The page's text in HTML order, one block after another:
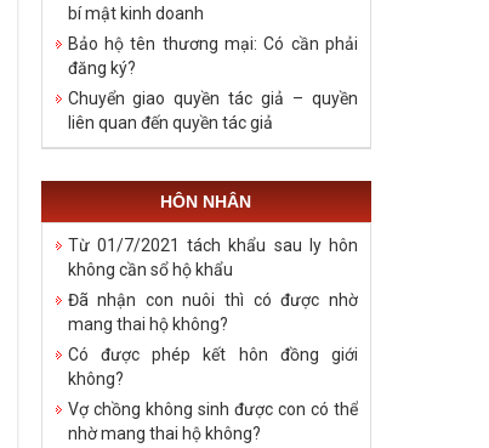
bí mật kinh doanh
Bảo hộ tên thương mại: Có cần phải
đăng ký?
Chuyển giao quyền tác giả – quyền
liên quan đến quyền tác giả
HÔN NHÂN
Từ 01/7/2021 tách khẩu sau ly hôn
không cần sổ hộ khẩu
Đã nhận con nuôi thì có được nhờ
mang thai hộ không?
Có được phép kết hôn đồng giới
không?
Vợ chồng không sinh được con có thể
nhờ mang thai hộ không?